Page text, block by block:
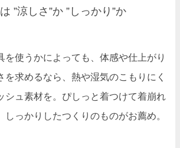
”涼しさ”か ”しっかり”か
を使うかによっても、体感や仕上がり
を求めるなら、熱や湿気のこもりにく
シュ素材を。ぴしっと着つけて着崩れ
しっかりしたつくりのものがお薦め。